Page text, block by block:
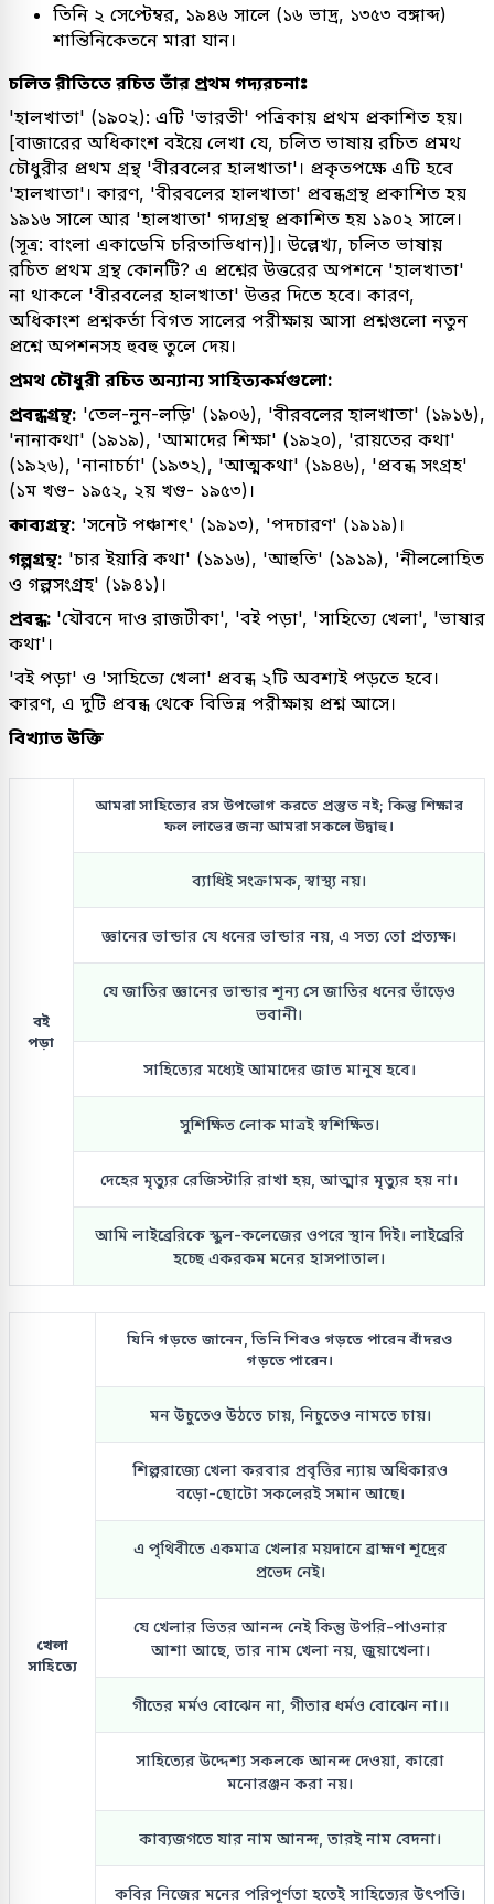
তিনি ২ সেপ্টেম্বর, ১৯৪৬ সালে (১৬ ভাদ্র, ১৩৫৩ বঙ্গাব্দ)
শান্তিনিকেতনে মারা যান।
চলিত রীতিতে রচিত তাঁর প্রথম গদ্যরচনাঃ
'হালখাতা' (১৯০২): এটি 'ভারতী' পত্রিকায় প্রথম প্রকাশিত হয়।
[বাজারের অধিকাংশ বইয়ে লেখা যে, চলিত ভাষায় রচিত প্রমথ
চৌধুরীর প্রথম গ্রন্থ 'বীরবলের হালখাতা'। প্রকৃতপক্ষে এটি হবে
'হালখাতা'। কারণ, 'বীরবলের হালখাতা' প্রবন্ধগ্রন্থ প্রকাশিত হয়
১৯১৬ সালে আর 'হালখাতা' গদ্যগ্রন্থ প্রকাশিত হয় ১৯০২ সালে।
(সূত্র: বাংলা একাডেমি চরিতাভিধান)]। উল্লেখ্য, চলিত ভাষায়
রচিত প্রথম গ্রন্থ কোনটি? এ প্রশ্নের উত্তরের অপশনে 'হালখাতা'
না থাকলে 'বীরবলের হালখাতা' উত্তর দিতে হবে। কারণ,
অধিকাংশ প্রশ্নকর্তা বিগত সালের পরীক্ষায় আসা প্রশ্নগুলো নতুন
প্রশ্নে অপশনসহ হুবহু তুলে দেয়।
প্রমথ চৌধুরী রচিত অন্যান্য সাহিত্যকর্মগুলো:
প্রবন্ধগ্রন্থ: 'তেল-নুন-লড়ি' (১৯০৬), 'বীরবলের হালখাতা' (১৯১৬),
'নানাকথা' (১৯১৯), 'আমাদের শিক্ষা' (১৯২০), 'রায়তের কথা'
(১৯২৬), 'নানাচর্চা' (১৯৩২), 'আত্মকথা' (১৯৪৬), 'প্রবন্ধ সংগ্রহ'
(১ম খণ্ড- ১৯৫২, ২য় খণ্ড- ১৯৫৩)।
কাব্যগ্রন্থ: 'সনেট পঞ্চাশৎ' (১৯১৩), 'পদচারণ' (১৯১৯)।
গল্পগ্রন্থ: 'চার ইয়ারি কথা' (১৯১৬), 'আহুতি' (১৯১৯), 'নীললোহিত
ও গল্পসংগ্রহ' (১৯৪১)।
প্রবন্ধ: 'যৌবনে দাও রাজটীকা', 'বই পড়া', 'সাহিত্যে খেলা', 'ভাষার
কথা'।
'বই পড়া' ও 'সাহিত্যে খেলা' প্রবন্ধ ২টি অবশ্যই পড়তে হবে।
কারণ, এ দুটি প্রবন্ধ থেকে বিভিন্ন পরীক্ষায় প্রশ্ন আসে।
বিখ্যাত উক্তি
বই
পড়া
আমরা সাহিত্যের রস উপভোগ করতে প্রস্তুত নই; কিন্তু শিক্ষার
ফল লাভের জন্য আমরা সকলে উদ্বাহু।
ব্যাধিই সংক্রামক, স্বাস্থ্য নয়।
জ্ঞানের ভান্ডার যে ধনের ভান্ডার নয়, এ সত্য তো প্রত্যক্ষ।
যে জাতির জ্ঞানের ভান্ডার শূন্য সে জাতির ধনের ভাঁড়েও
ভবানী।
সাহিত্যের মধ্যেই আমাদের জাত মানুষ হবে।
সুশিক্ষিত লোক মাত্রই স্বশিক্ষিত।
দেহের মৃত্যুর রেজিস্টারি রাখা হয়, আত্মার মৃত্যুর হয় না।
আমি লাইব্রেরিকে স্কুল-কলেজের ওপরে স্থান দিই। লাইব্রেরি
হচ্ছে একরকম মনের হাসপাতাল।
খেলা
সাহিত্যে
যিনি গড়তে জানেন, তিনি শিবও গড়তে পারেন বাঁদরও
গড়তে পারেন।
মন উচুতেও উঠতে চায়, নিচুতেও নামতে চায়।
শিল্পরাজ্যে খেলা করবার প্রবৃত্তির ন্যায় অধিকারও
বড়ো-ছোটো সকলেরই সমান আছে।
এ পৃথিবীতে একমাত্র খেলার ময়দানে ব্রাহ্মণ শূদ্রের
প্রভেদ নেই।
যে খেলার ভিতর আনন্দ নেই কিন্তু উপরি-পাওনার
আশা আছে, তার নাম খেলা নয়, জুয়াখেলা।
গীতের মর্মও বোঝেন না, গীতার ধর্মও বোঝেন না।।
সাহিত্যের উদ্দেশ্য সকলকে আনন্দ দেওয়া, কারো
মনোরঞ্জন করা নয়।
কাব্যজগতে যার নাম আনন্দ, তারই নাম বেদনা।
কবির নিজের মনের পরিপূর্ণতা হতেই সাহিত্যের উৎপত্তি।